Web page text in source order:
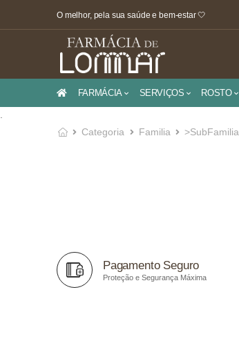
O melhor, pela sua saúde e bem-estar 🤍
FARMÁCIA SERVIÇOS ROSTO
Categoria
Familia >SubFamilia
Pagamento Seguro
Proteção e Segurança Máxima